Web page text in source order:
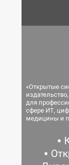
«Открытые
для
сфере ИТ,
медицины и